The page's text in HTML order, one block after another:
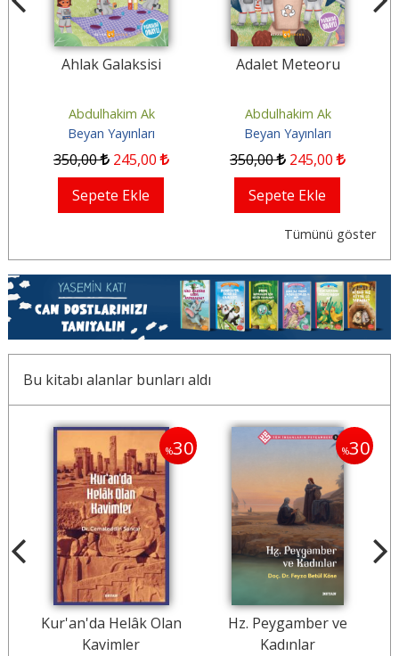
Ahlak Galaksisi
Abdulhakim Ak
Beyan Yayınları
350,00 245,00
Sepete Ekle
Adalet Meteoru
Abdulhakim Ak
Beyan Yayınları
350,00 245,00
Sepete Ekle
Tümünü göster
Bu kitabı alanlar bunları aldı
%30
Kur'an'da Helâk Olan
Kavimler
%30
Hz. Peygamber ve
Kadınlar